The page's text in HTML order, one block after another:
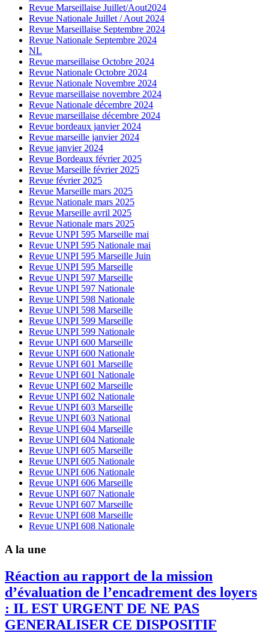
Revue Marseillaise Juillet/Aout2024
Revue Nationale Juillet / Aout 2024
Revue Marseillaise Septembre 2024
Revue Nationale Septembre 2024
NL
Revue marseillaise Octobre 2024
Revue Nationale Octobre 2024
Revue Nationale Novembre 2024
Revue marseillaise novembre 2024
Revue Nationale décembre 2024
Revue marseillaise décembre 2024
Revue bordeaux janvier 2024
Revue marseille janvier 2024
Revue janvier 2024
Revue Bordeaux février 2025
Revue Marseille février 2025
Revue février 2025
Revue Marseille mars 2025
Revue Nationale mars 2025
Revue Marseille avril 2025
Revue Nationale mars 2025
Revue UNPI 595 Marseille mai
Revue UNPI 595 Nationale mai
Revue UNPI 595 Marseille Juin
Revue UNPI 595 Marseille
Revue UNPI 597 Marseille
Revue UNPI 597 Nationale
Revue UNPI 598 Nationale
Revue UNPI 598 Marseille
Revue UNPI 599 Marseille
Revue UNPI 599 Nationale
Revue UNPI 600 Marseille
Revue UNPI 600 Nationale
Revue UNPI 601 Marseille
Revue UNPI 601 Nationale
Revue UNPI 602 Marseille
Revue UNPI 602 Nationale
Revue UNPI 603 Marseille
Revue UNPI 603 National
Revue UNPI 604 Marseille
Revue UNPI 604 Nationale
Revue UNPI 605 Marseille
Revue UNPI 605 Nationale
Revue UNPI 606 Nationale
Revue UNPI 606 Marseille
Revue UNPI 607 Nationale
Revue UNPI 607 Marseille
Revue UNPI 608 Marseille
Revue UNPI 608 Nationale
A la une
Réaction au rapport de la mission
d’évaluation de l’encadrement des loyers
: IL EST URGENT DE NE PAS
GENERALISER CE DISPOSITIF